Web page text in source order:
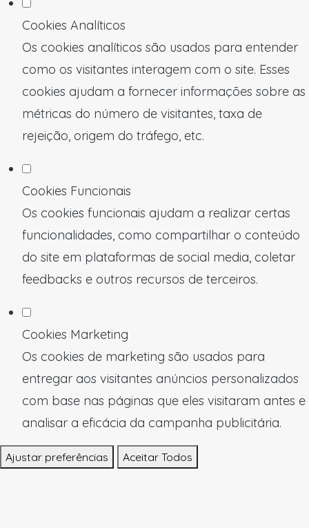
Cookies Analíticos
Os cookies analíticos são usados para entender
como os visitantes interagem com o site. Esses
cookies ajudam a fornecer informações sobre as
métricas do número de visitantes, taxa de
rejeição, origem do tráfego, etc.
Cookies Funcionais
Os cookies funcionais ajudam a realizar certas
funcionalidades, como compartilhar o conteúdo
do site em plataformas de social media, coletar
feedbacks e outros recursos de terceiros.
Cookies Marketing
Os cookies de marketing são usados para
entregar aos visitantes anúncios personalizados
com base nas páginas que eles visitaram antes e
analisar a eficácia da campanha publicitária.
Ajustar preferências Aceitar Todos